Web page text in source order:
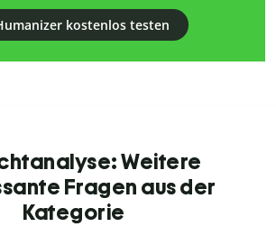
kostenlos testen
Weitere
Fragen aus der
Kategorie